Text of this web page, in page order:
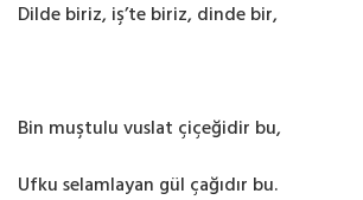
Dilde biriz, iş’te biriz, dinde bir,
Bin muştulu vuslat çiçeğidir bu,
Ufku selamlayan gül çağıdır bu.